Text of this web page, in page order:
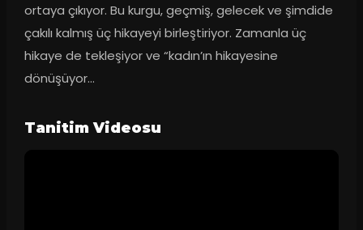
ortaya çıkıyor. Bu kurgu, geçmiş, gelecek ve şimdide
çakılı kalmış üç hikayeyi birleştiriyor. Zamanla üç
hikaye de tekleşiyor ve “kadın’ın hikayesine
dönüşüyor…
Tanitim Videosu